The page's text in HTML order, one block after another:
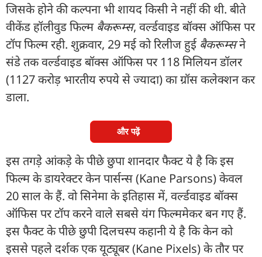
जिसके होने की कल्पना भी शायद किसी ने नहीं की थी. बीते
वीकेंड हॉलीवुड फिल्म बैकरूम्स, वर्ल्डवाइड बॉक्स ऑफिस पर
टॉप फिल्म रही. शुक्रवार, 29 मई को रिलीज हुई बैकरूम्सने
संडे तक वर्ल्डवाइड बॉक्स ऑफिस पर 118 मिलियन डॉलर
(1127 करोड़ भारतीय रुपये से ज्यादा) का ग्रॉस कलेक्शन कर
डाला.
और पढ़ें
इस तगड़े आंकड़े के पीछे छुपा शानदार फैक्ट ये है कि इस
फिल्म के डायरेक्टर केन पार्सन्स (Kane Parsons) केवल
20 साल के हैं. वो सिनेमा के इतिहास में, वर्ल्डवाइड बॉक्स
ऑफिस पर टॉप करने वाले सबसे यंग फिल्ममेकर बन गए हैं.
इस फैक्ट के पीछे छुपी दिलचस्प कहानी ये है कि केन को
इससे पहले दर्शक एक यूट्यूबर (Kane Pixels) के तौर पर